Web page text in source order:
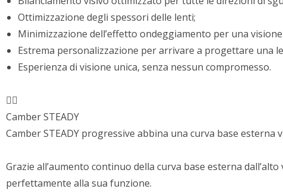
Ottimizzazione degli spessori delle lenti;
Minimizzazione dell’effetto ondeggiamento per una
Estrema personalizzazione per arrivare a progettare una
Esperienza di visione unica, senza nessun compromesso.
Camber STEADY
Camber STEADY progressive abbina una curva base
Grazie all’aumento continuo della curva base esterna
perfettamente alla sua funzione.